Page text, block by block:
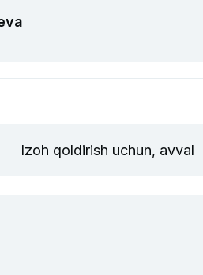
Izoh qoldirish uchun, avval